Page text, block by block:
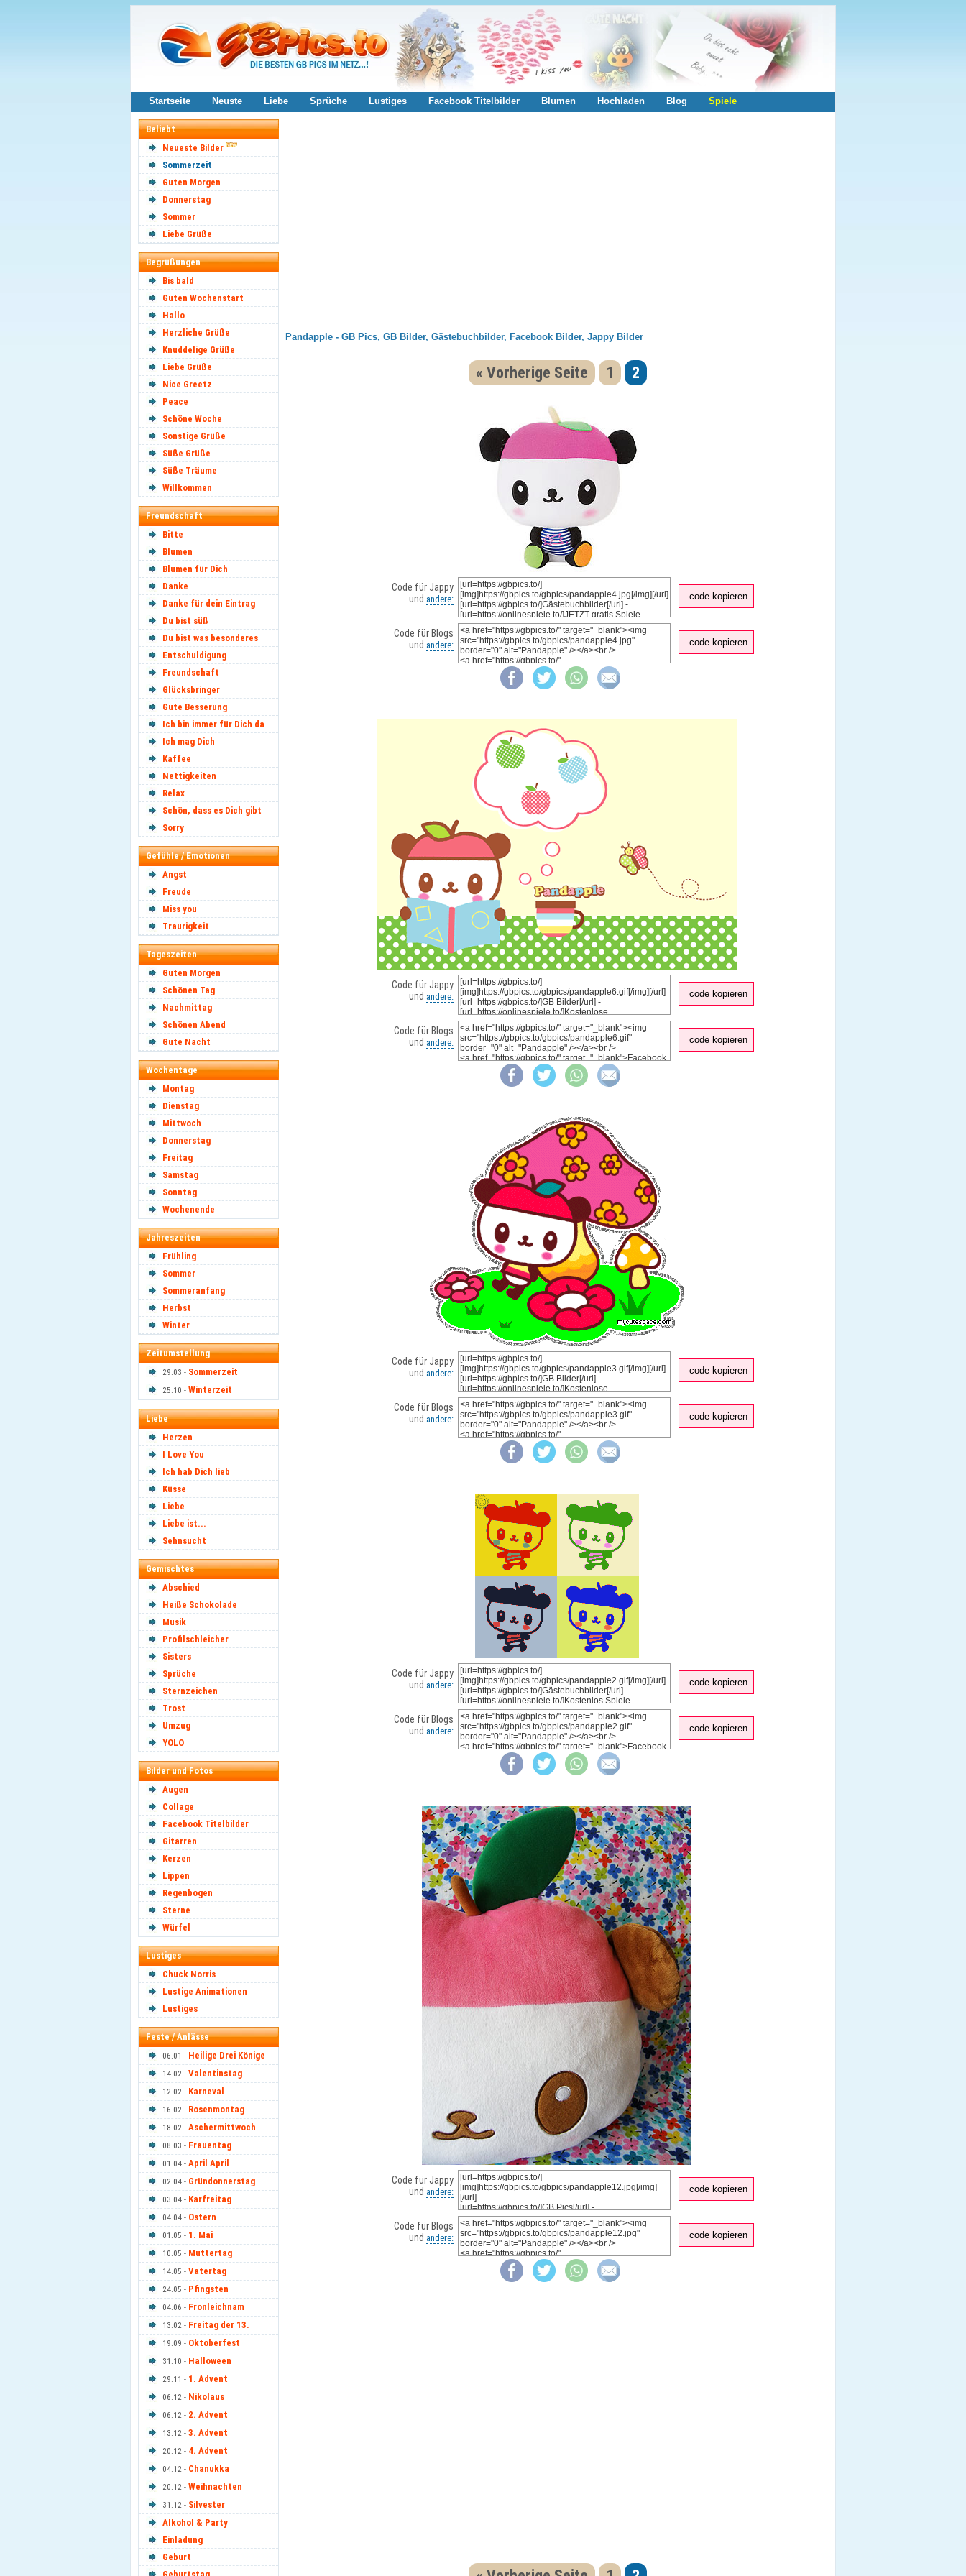
Startseite Neuste Liebe Sprüche Lustiges Facebook Titelbilder Blumen Hochladen Blog Spiele
Beliebt
Neueste Bilder
Sommerzeit
Guten Morgen
Donnerstag
Sommer
Liebe Grüße
Begrüßungen
Bis bald
Guten Wochenstart
Hallo
Herzliche Grüße
Knuddelige Grüße
Liebe Grüße
Nice Greetz
Peace
Schöne Woche
Sonstige Grüße
Süße Grüße
Süße Träume
Willkommen
Freundschaft
Bitte
Blumen
Blumen für Dich
Danke
Danke für dein Eintrag
Du bist süß
Du bist was besonderes
Entschuldigung
Freundschaft
Glücksbringer
Gute Besserung
Ich bin immer für Dich da
Ich mag Dich
Kaffee
Nettigkeiten
Relax
Schön, dass es Dich gibt
Sorry
Gefühle / Emotionen
Angst
Freude
Miss you
Traurigkeit
Tageszeiten
Guten Morgen
Schönen Tag
Nachmittag
Schönen Abend
Gute Nacht
Wochentage
Montag
Dienstag
Mittwoch
Donnerstag
Freitag
Samstag
Sonntag
Wochenende
Jahreszeiten
Frühling
Sommer
Sommeranfang
Herbst
Winter
Zeitumstellung
29.03 - Sommerzeit
25.10 - Winterzeit
Liebe
Herzen
I Love You
Ich hab Dich lieb
Küsse
Liebe
Liebe ist...
Sehnsucht
Gemischtes
Abschied
Heiße Schokolade
Musik
Profilschleicher
Sisters
Sprüche
Sternzeichen
Trost
Umzug
YOLO
Bilder und Fotos
Augen
Collage
Facebook Titelbilder
Gitarren
Kerzen
Lippen
Regenbogen
Sterne
Würfel
Lustiges
Chuck Norris
Lustige Animationen
Lustiges
Feste / Anlässe
06.01 - Heilige Drei Könige
14.02 - Valentinstag
12.02 - Karneval
16.02 - Rosenmontag
18.02 - Aschermittwoch
08.03 - Frauentag
01.04 - April April
02.04 - Gründonnerstag
03.04 - Karfreitag
04.04 - Ostern
01.05 - 1. Mai
10.05 - Muttertag
14.05 - Vatertag
24.05 - Pfingsten
04.06 - Fronleichnam
13.02 - Freitag der 13.
19.09 - Oktoberfest
31.10 - Halloween
29.11 - 1. Advent
06.12 - Nikolaus
06.12 - 2. Advent
13.12 - 3. Advent
20.12 - 4. Advent
04.12 - Chanukka
20.12 - Weihnachten
31.12 - Silvester
Alkohol & Party
Einladung
Geburt
Pandapple - GB Pics, GB Bilder, Gästebuchbilder, Facebook Bilder, Jappy Bilder
« Vorherige Seite 1 2
Code für Jappy
und andere: code kopieren
Code für Blogs
und andere: code kopieren
Code für Jappy
und andere: code kopieren
Code für Blogs
und andere: code kopieren
Code für Jappy
und andere: code kopieren
Code für Blogs
und andere: code kopieren
Code für Jappy
und andere: code kopieren
Code für Blogs
und andere: code kopieren
Code für Jappy
und andere: code kopieren
Code für Blogs
und andere: code kopieren